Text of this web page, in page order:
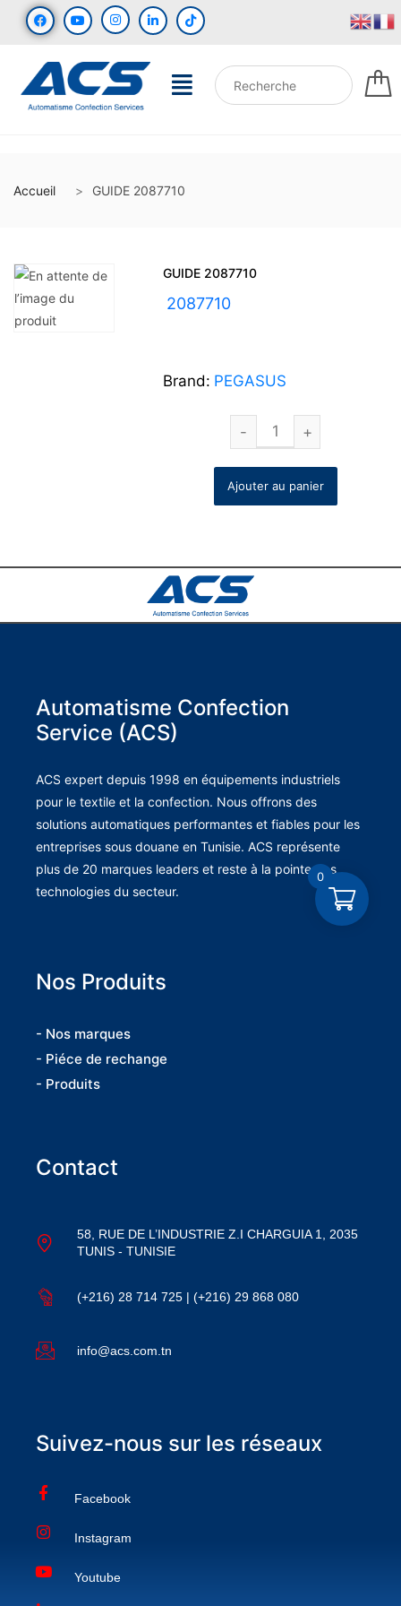
Accueil GUIDE 2087710
GUIDE 2087710
2087710
Brand: PEGASUS
Ajouter au panier
Automatisme Confection
Service (ACS)
ACS expert depuis 1998 en équipements industriels
pour le textile et la confection. Nous offrons des
solutions automatiques performantes et fiables pour les
entreprises sous douane en Tunisie. ACS représente
plus de 20 marques leaders et reste à la pointe des
technologies du secteur.
Nos Produits
- Nos marques
- Piéce de rechange
- Produits
Contact
58, RUE DE L’INDUSTRIE Z.I CHARGUIA 1, 2035
TUNIS - TUNISIE
(+216) 28 714 725 | (+216) 29 868 080
info@acs.com.tn
Suivez-nous sur les réseaux
Facebook
Instagram
Youtube
0